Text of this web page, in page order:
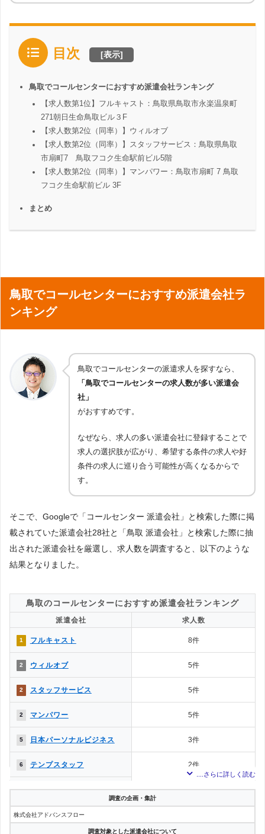
目次 [表示]
鳥取でコールセンターにおすすめ派遣会社ランキング
【求人数第1位】フルキャスト：鳥取県鳥取市永楽温泉町
271朝日生命鳥取ビル３F
【求人数第2位（同率）】ウィルオブ
【求人数第2位（同率）】スタッフサービス：鳥取県鳥取
市扇町7 鳥取フコク生命駅前ビル5階
【求人数第2位（同率）】マンパワー：鳥取市扇町 7 鳥取
フコク生命駅前ビル 3F
まとめ
鳥取でコールセンターにおすすめ派遣会社ラ
ンキング
鳥取でコールセンターの派遣求人を探すなら、
「鳥取でコールセンターの求人数が多い派遣会
社」
がおすすめです。
なぜなら、求人の多い派遣会社に登録することで
求人の選択肢が広がり、希望する条件の求人や好
条件の求人に巡り合う可能性が高くなるからで
す。
そこで、Googleで「コールセンター 派遣会社」と検索した際に掲
載されていた派遣会社28社と「鳥取 派遣会社」と検索した際に抽
出された派遣会社を厳選し、求人数を調査すると、以下のような
結果となりました。
鳥取のコールセンターにおすすめ派遣会社ランキング
派遣会社 求人数
1 フルキャスト 8件
2 ウィルオブ 5件
2 スタッフサービス 5件
2 マンパワー 5件
5 日本パーソナルビジネス 3件
6 テンプスタッフ 2件
7 パソナ 1件
7 グロップ
調査の企画・集計
株式会社アドバンスフロー
調査対象とした派遣会社について